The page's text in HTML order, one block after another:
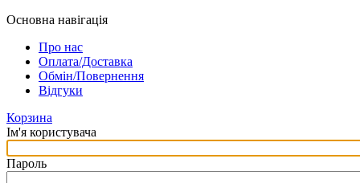
Основна навігація
Про нас
Оплата/Доставка
Обмін/Повернення
Відгуки
Корзина
Ім'я користувача
Пароль